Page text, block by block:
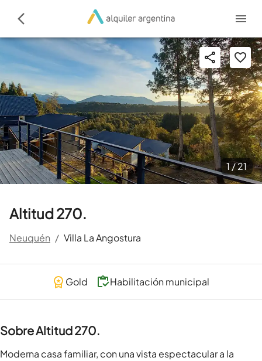
Altitud 270.
Neuquén / Villa La Angostura
1 /21
Gold Habilitación municipal
Sobre Altitud 270.
Moderna casa familiar, con una vista espectacular a la